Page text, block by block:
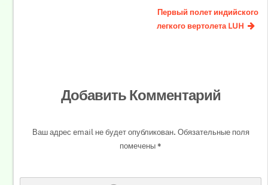
Первый полет индийского
легкого вертолета LUH
Добавить Комментарий
Ваш адрес email не будет опубликован.Обязательные поля
помечены*